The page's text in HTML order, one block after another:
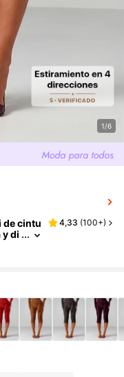
1/6
de cintu
y di
4,33 (100+)